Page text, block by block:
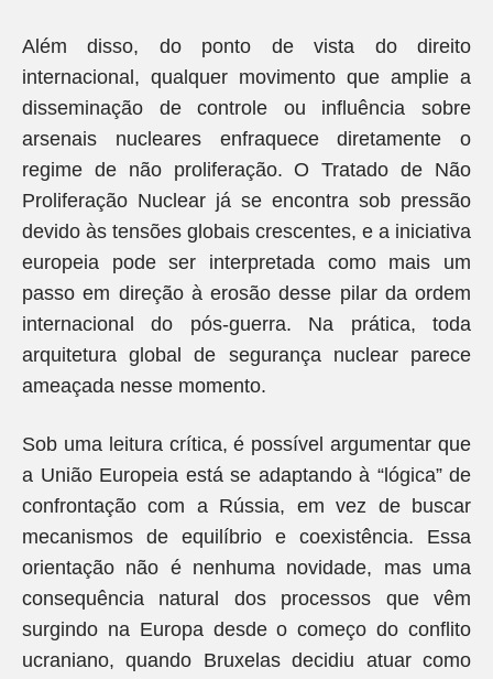
Além disso, do ponto de vista do direito
internacional, qualquer movimento que amplie a
disseminação de controle ou influência sobre
arsenais nucleares enfraquece diretamente o
regime de não proliferação. O Tratado de Não
Proliferação Nuclear já se encontra sob pressão
devido às tensões globais crescentes, e a iniciativa
europeia pode ser interpretada como mais um
passo em direção à erosão desse pilar da ordem
internacional do pós-guerra. Na prática, toda
arquitetura global de segurança nuclear parece
ameaçada nesse momento.
Sob uma leitura crítica, é possível argumentar que
a União Europeia está se adaptando à “lógica” de
confrontação com a Rússia, em vez de buscar
mecanismos de equilíbrio e coexistência. Essa
orientação não é nenhuma novidade, mas uma
consequência natural dos processos que vêm
surgindo na Europa desde o começo do conflito
ucraniano, quando Bruxelas decidiu atuar como